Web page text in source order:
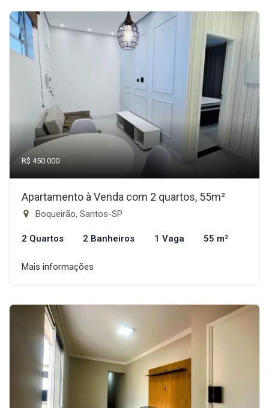
R$ 450.000
Apartamento à Venda com 2 quartos, 55m²
Boqueirão, Santos-SP
2 Quartos 2 Banheiros 1 Vaga 55 m²
Mais informações